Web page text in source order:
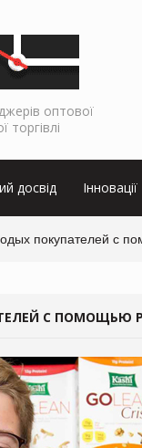
оптової
торгівлі
досвід Інновації
покупателей с
С ПОМОЩЬЮ